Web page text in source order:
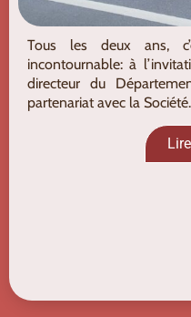
Tous les deux ans,
incontournable: à
directeur du
partenariat avec la